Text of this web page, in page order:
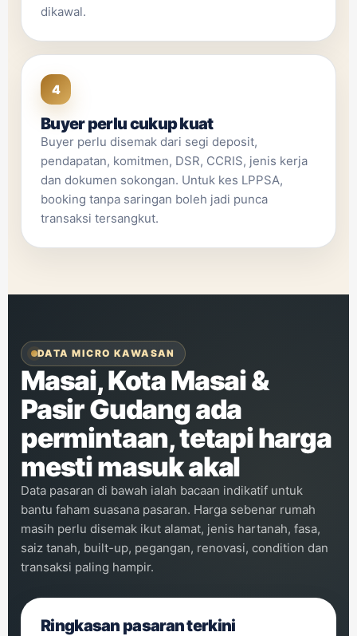
dikawal.
4
Buyer perlu cukup kuat
Buyer perlu disemak dari segi deposit,
pendapatan, komitmen, DSR, CCRIS, jenis kerja
dan dokumen sokongan. Untuk kes LPPSA,
booking tanpa saringan boleh jadi punca
transaksi tersangkut.
DATA MICRO KAWASAN
Masai, Kota Masai &
Pasir Gudang ada
permintaan, tetapi harga
mesti masuk akal
Data pasaran di bawah ialah bacaan indikatif untuk
bantu faham suasana pasaran. Harga sebenar rumah
masih perlu disemak ikut alamat, jenis hartanah, fasa,
saiz tanah, built-up, pegangan, renovasi, condition dan
transaksi paling hampir.
Ringkasan pasaran terkini